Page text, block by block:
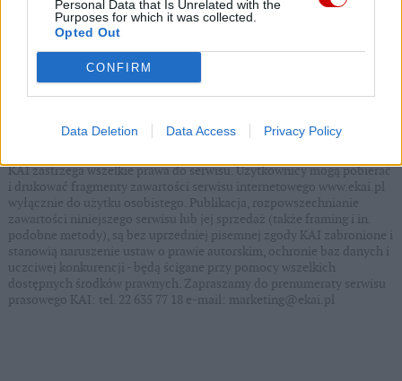
Personal Data that Is Unrelated with the
Purposes for which it was collected.
Opted Out
CONFIRM
Data Deletion Data Access Privacy Policy
Polityka prywatności
KAI zastrzega wszelkie prawa do serwisu. Użytkownicy mogą pobierać
i drukować fragmenty zawartości serwisu internetowego www.ekai.pl
wyłącznie do użytku osobistego. Publikacja, rozpowszechnianie
zawartości niniejszego serwisu lub jej sprzedaż (także framing i in.
podobne metody), są bez uprzedniej pisemnej zgody KAI zabronione i
stanowią naruszenie ustaw o prawie autorskim, ochronie baz danych i
uczciwej konkurencji - będą ścigane przy pomocy wszelkich
dostępnych środków prawnych. Zapraszamy do prenumeraty serwisu
prasowego KAI: tel. 22 635 77 18 e-mail: marketing@ekai.pl